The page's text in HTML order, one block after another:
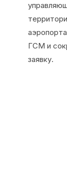
ГСМ и
заявку.